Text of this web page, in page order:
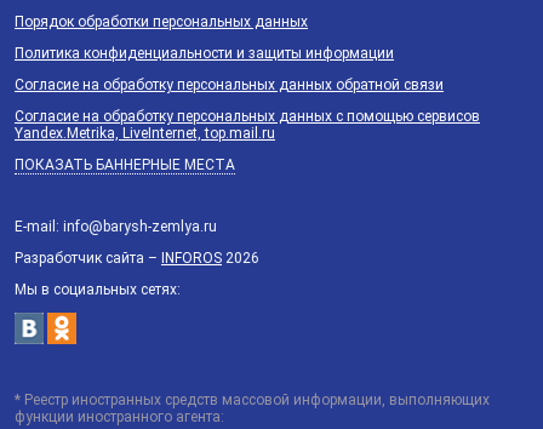
Порядок обработки персональных данных
Политика конфиденциальности и защиты информации
Согласие на обработку персональных данных обратной связи
Согласие на обработку персональных данных с помощью сервисов
Yandex.Metrika, LiveInternet, top.mail.ru
ПОКАЗАТЬ БАННЕРНЫЕ МЕСТА
E-mail: info@barysh-zemlya.ru
Разработчик сайта – INFOROS 2026
Мы в социальных сетях:
* Реестр иностранных средств массовой информации, выполняющих
функции иностранного агента: